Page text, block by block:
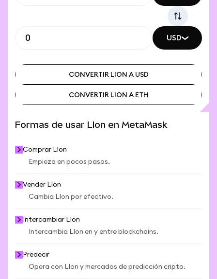
USD
CONVERTIR LION A USD
CONVERTIR LION A USD
CONVERTIR LION A ETH
Formas de usar LIon en MetaMask
Comprar LIon
Empieza en pocos pasos.
Vender LIon
Cambia LIon por efectivo.
Intercambiar LIon
Intercambia LIon en y entre blockchains.
Predecir
Opera con LIon y mercados de predicción cripto.